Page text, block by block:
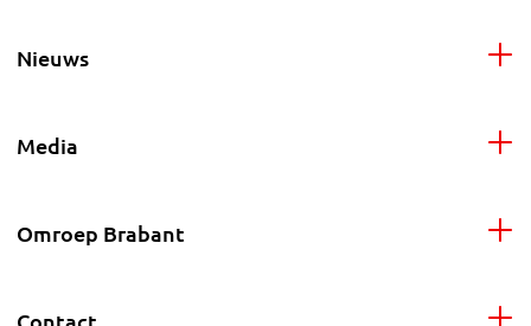
Nieuws
Media
Omroep Brabant